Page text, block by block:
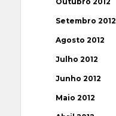
Setembro 2012
Agosto 2012
Julho 2012
Junho 2012
Maio 2012